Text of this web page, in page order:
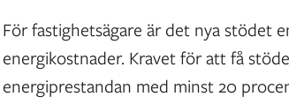
För fastighetsägare är det nya stödet
energikostnader. Kravet för att få
energiprestandan med minst 20